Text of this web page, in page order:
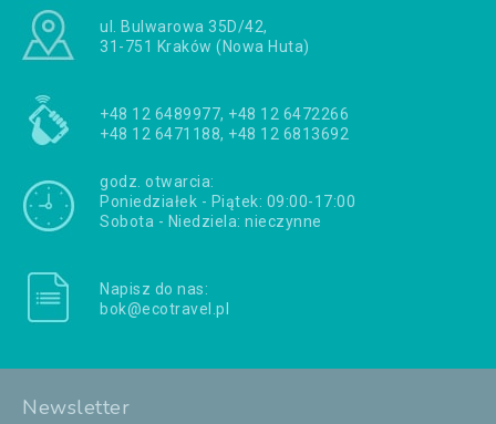
ul. Bulwarowa 35D/42,
31-751 Kraków (Nowa Huta)
+48 12 6489977, +48 12 6472266
+48 12 6471188, +48 12 6813692
godz. otwarcia:
Poniedziałek - Piątek: 09:00-17:00
Sobota - Niedziela: nieczynne
Napisz do nas:
bok@ecotravel.pl
Newsletter